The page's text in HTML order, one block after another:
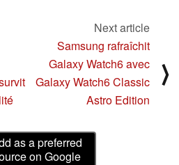
Next article
Samsung rafraîchit
Galaxy Watch6 avec
Galaxy Watch6 Classic
Astro Edition
⟩
as a preferred
on Google